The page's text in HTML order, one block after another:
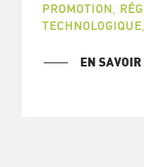
PROMOTION
TECHNOLOGIQUE,
EN